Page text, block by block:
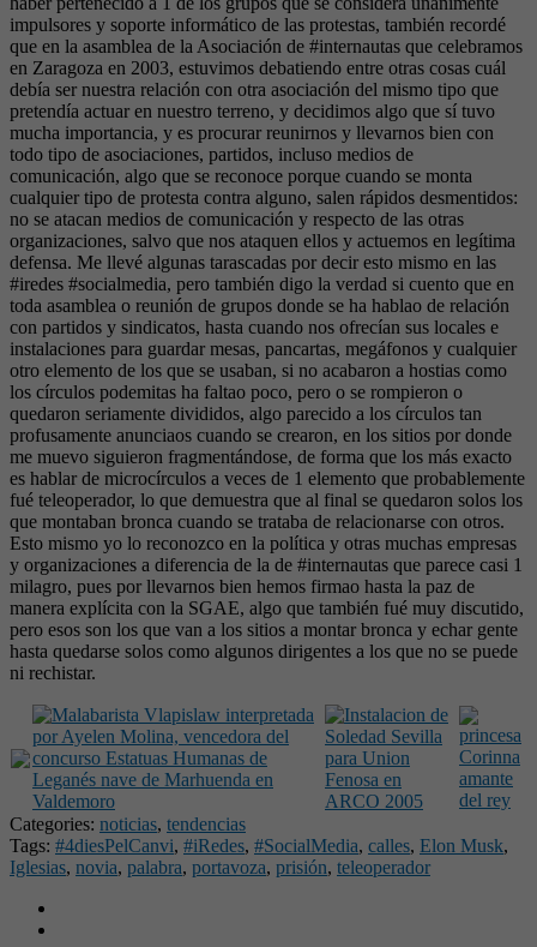
impulsores y soporte informático de las protestas, también recordé
que en la asamblea de la Asociación de #internautas que celebramos
en Zaragoza en 2003, estuvimos debatiendo entre otras cosas cuál
debía ser nuestra relación con otra asociación del mismo tipo que
pretendía actuar en nuestro terreno, y decidimos algo que sí tuvo
mucha importancia, y es procurar reunirnos y llevarnos bien con
todo tipo de asociaciones, partidos, incluso medios de
comunicación, algo que se reconoce porque cuando se monta
cualquier tipo de protesta contra alguno, salen rápidos desmentidos:
no se atacan medios de comunicación y respecto de las otras
organizaciones, salvo que nos ataquen ellos y actuemos en legítima
defensa. Me llevé algunas tarascadas por decir esto mismo en las
#iredes #socialmedia, pero también digo la verdad si cuento que en
toda asamblea o reunión de grupos donde se ha hablao de relación
con partidos y sindicatos, hasta cuando nos ofrecían sus locales e
instalaciones para guardar mesas, pancartas, megáfonos y cualquier
otro elemento de los que se usaban, si no acabaron a hostias como
los círculos podemitas ha faltao poco, pero o se rompieron o
quedaron seriamente divididos, algo parecido a los círculos tan
profusamente anunciaos cuando se crearon, en los sitios por donde
me muevo siguieron fragmentándose, de forma que los más exacto
es hablar de microcírculos a veces de 1 elemento que probablemente
fué teleoperador, lo que demuestra que al final se quedaron solos los
que montaban bronca cuando se trataba de relacionarse con otros.
Esto mismo yo lo reconozco en la política y otras muchas empresas
y organizaciones a diferencia de la de #internautas que parece casi 1
milagro, pues por llevarnos bien hemos firmao hasta la paz de
manera explícita con la SGAE, algo que también fué muy discutido,
pero esos son los que van a los sitios a montar bronca y echar gente
hasta quedarse solos como algunos dirigentes a los que no se puede
ni rechistar.
Categories: noticias, tendencias
Tags: #4diesPelCanvi, #iRedes, #SocialMedia, calles, Elon Musk,
Iglesias, novia, palabra, portavoza, prisión, teleoperador